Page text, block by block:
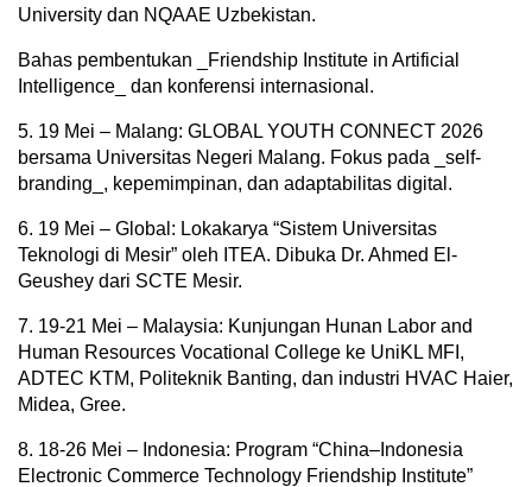
University dan NQAAE Uzbekistan.
Bahas pembentukan _Friendship Institute in Artificial
Intelligence_ dan konferensi internasional.
5. 19 Mei – Malang: GLOBAL YOUTH CONNECT 2026
bersama Universitas Negeri Malang. Fokus pada _self-
branding_, kepemimpinan, dan adaptabilitas digital.
6. 19 Mei – Global: Lokakarya “Sistem Universitas
Teknologi di Mesir” oleh ITEA. Dibuka Dr. Ahmed El-
Geushey dari SCTE Mesir.
7. 19-21 Mei – Malaysia: Kunjungan Hunan Labor and
Human Resources Vocational College ke UniKL MFI,
ADTEC KTM, Politeknik Banting, dan industri HVAC Haier,
Midea, Gree.
8. 18-26 Mei – Indonesia: Program “China–Indonesia
Electronic Commerce Technology Friendship Institute”